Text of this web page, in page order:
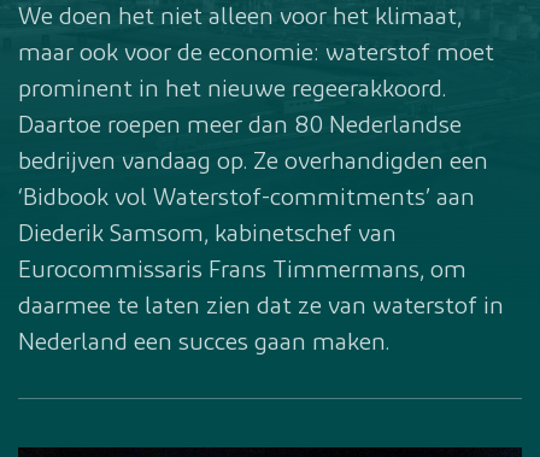
We doen het niet alleen voor het klimaat,
maar ook voor de economie: waterstof moet
prominent in het nieuwe regeerakkoord.
Daartoe roepen meer dan 80 Nederlandse
bedrijven vandaag op. Ze overhandigden een
‘Bidbook vol Waterstof-commitments’ aan
Diederik Samsom, kabinetschef van
Eurocommissaris Frans Timmermans, om
daarmee te laten zien dat ze van waterstof in
Nederland een succes gaan maken.